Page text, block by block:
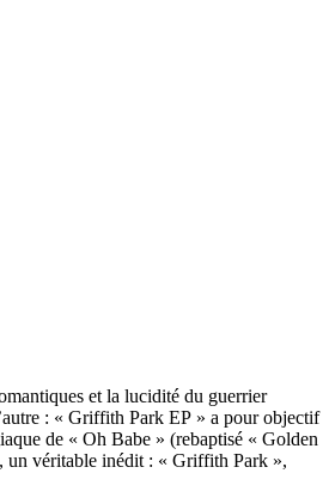
et la lucidité du guerrier
: « Griffith Park EP » a pour objectif
de « Oh Babe » (rebaptisé « Golden
un véritable inédit : « Griffith Park »,